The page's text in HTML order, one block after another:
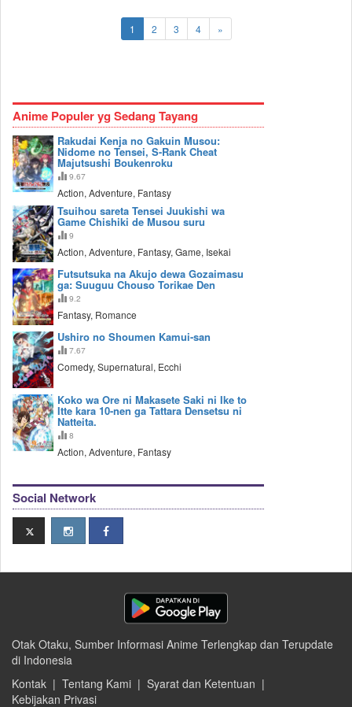
1 2 3 4 »
Anime Populer yg Sedang Tayang
Rakudai Kenja no Gakuin Musou:
Nidome no Tensei, S-Rank Cheat
Majutsushi Boukenroku
9.67
Action, Adventure, Fantasy
Tsuihou sareta Tensei Juukishi wa
Game Chishiki de Musou suru
9
Action, Adventure, Fantasy, Game, Isekai
Futsutsuka na Akujo dewa Gozaimasu
ga: Suuguu Chouso Torikae Den
9.2
Fantasy, Romance
Ushiro no Shoumen Kamui-san
7.67
Comedy, Supernatural, Ecchi
Koko wa Ore ni Makasete Saki ni Ike to
Itte kara 10-nen ga Tattara Densetsu ni
Natteita.
8
Action, Adventure, Fantasy
Social Network
Otak Otaku, Sumber Informasi Anime Terlengkap dan Terupdate
di Indonesia
Kontak | Tentang Kami | Syarat dan Ketentuan |
Kebijakan Privasi